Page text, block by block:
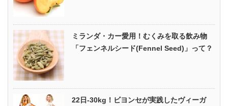
ミランダ・カー愛用！むくみを取る飲み物
「フェンネルシード(Fennel Seed)」って？
22日-30kg！ビヨンセが実践したヴィーガ